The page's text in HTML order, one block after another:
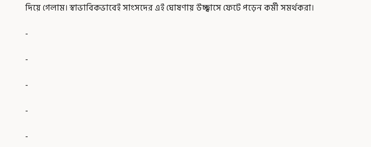
দিয়ে গেলাম। স্বাভাবিকভাবেই সাংসদের এই ঘোষণায় উচ্ছ্বাসে ফেটে পড়েন কর্মী সমর্থকরা।
-
-
-
-
-